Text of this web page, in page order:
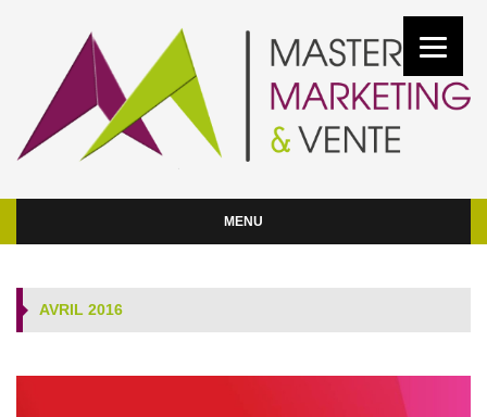
MENU
AVRIL 2016